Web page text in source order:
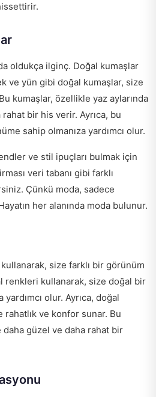
oldukça ilginç. Doğal kumaşlar
ve yün gibi doğal kumaşlar, size
kumaşlar, özellikle yaz aylarında
rahat bir his verir. Ayrıca, bu
sahip olmanıza yardımcı olur.
ve stil ipuçları bulmak için
veri tabanı gibi farklı
Çünkü moda, sadece
her alanında moda bulunur.
size farklı bir görünüm
renkleri kullanarak, size doğal bir
olur. Ayrıca, doğal
rahatlık ve konfor sunar. Bu
daha güzel ve daha rahat bir